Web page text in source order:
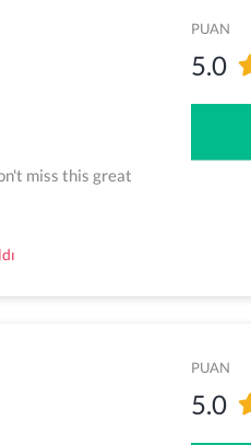
miss this great
PUAN
5.0
PUAN
5.0